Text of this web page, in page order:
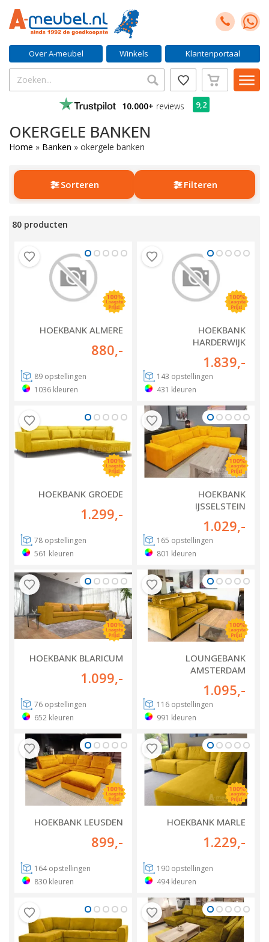
Over A-meubel Winkels Klantenportaal
10.000+ reviews 9,2
OKERGELE BANKEN
Home » Banken » okergele banken
Sorteren Filteren
80 producten
HOEKBANK ALMERE
880,-
89 opstellingen
1036 kleuren
HOEKBANK
HARDERWIJK
1.839,-
143 opstellingen
431 kleuren
HOEKBANK GROEDE
1.299,-
78 opstellingen
561 kleuren
HOEKBANK
IJSSELSTEIN
1.029,-
165 opstellingen
801 kleuren
HOEKBANK BLARICUM
1.099,-
76 opstellingen
652 kleuren
LOUNGEBANK
AMSTERDAM
1.095,-
116 opstellingen
991 kleuren
HOEKBANK LEUSDEN
899,-
164 opstellingen
830 kleuren
HOEKBANK MARLE
1.229,-
190 opstellingen
494 kleuren